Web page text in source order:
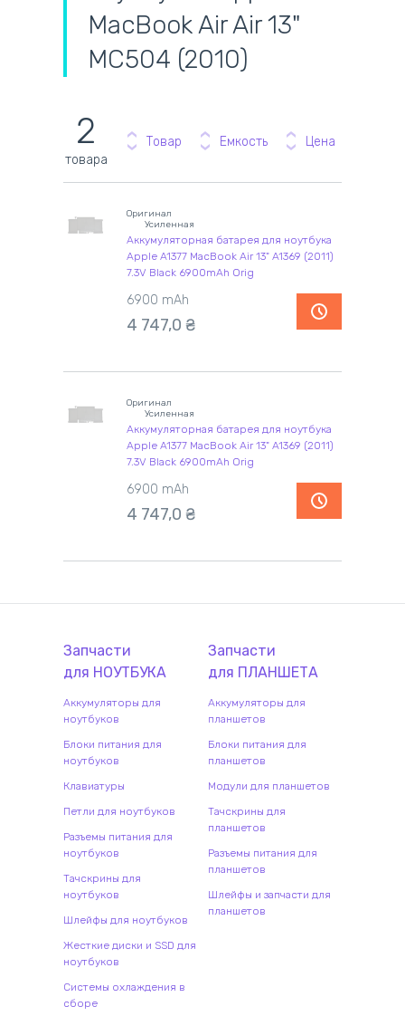
MacBook Air Air 13"
MC504 (2010)
2
товара
Товар Емкость Цена
Оригинал
Усиленная
Аккумуляторная батарея для ноутбука
Apple A1377 MacBook Air 13" A1369 (2011)
7.3V Black 6900mAh Orig
6900 mAh
4 747,0 ₴
Оригинал
Усиленная
Аккумуляторная батарея для ноутбука
Apple A1377 MacBook Air 13" A1369 (2011)
7.3V Black 6900mAh Orig
6900 mAh
4 747,0 ₴
Запчасти
для НОУТБУКА
Аккумуляторы для
ноутбуков
Блоки питания для
ноутбуков
Клавиатуры
Петли для ноутбуков
Разъемы питания для
ноутбуков
Тачскрины для
ноутбуков
Шлейфы для ноутбуков
Жесткие диски и SSD для
ноутбуков
Системы охлаждения в
сборе
Запчасти
для ПЛАНШЕТА
Аккумуляторы для
планшетов
Блоки питания для
планшетов
Модули для планшетов
Тачскрины для
планшетов
Разъемы питания для
планшетов
Шлейфы и запчасти для
планшетов